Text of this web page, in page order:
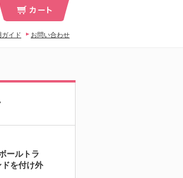
お問い合わせ
ガイド
ールトラ
を付け外